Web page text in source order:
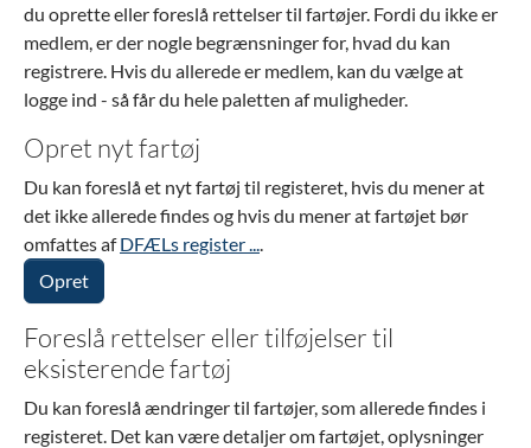
du oprette eller foreslå rettelser til fartøjer. Fordi du ikke er
medlem, er der nogle begrænsninger for, hvad du kan
registrere. Hvis du allerede er medlem, kan du vælge at
logge ind - så får du hele paletten af muligheder.
Opret nyt fartøj
Du kan foreslå et nyt fartøj til registeret, hvis du mener at
det ikke allerede findes og hvis du mener at fartøjet bør
omfattes afDFÆLs register ....
Opret
Foreslå rettelser eller tilføjelser til
eksisterende fartøj
Du kan foreslå ændringer til fartøjer, som allerede findes i
registeret. Det kan være detaljer om fartøjet, oplysninger